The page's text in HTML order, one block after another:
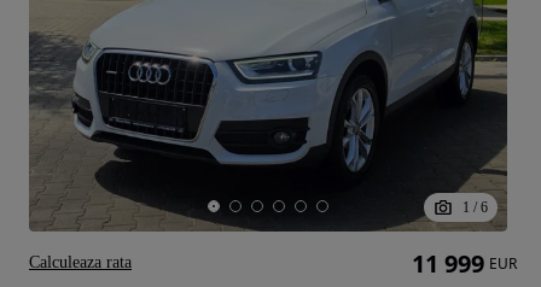
1 / 6
11 999 EUR
Calculeaza rata